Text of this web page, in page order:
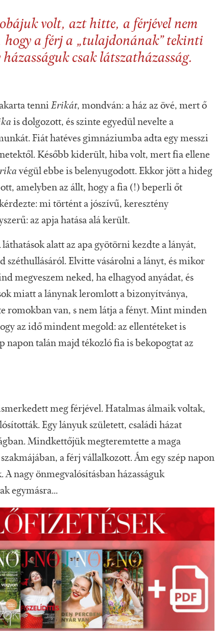
volt, azt hitte, a férjével nem
a férj a „tulajdonának” tekinti
csak látszatházasság.
tenniErikát, mondván: a ház az övé, mert ő
is dolgozott, és szinte egyedül nevelte a
Fiát hatéves gimnáziumba adta egy messzi
Később kiderült, hiba volt, mert fia ellene
végül ebbe is belenyugodott. Ekkor jött a hideg
amelyben az állt, hogy a fia (!) beperli őt
mi történt a jószívű, keresztény
az apja hatása alá került.
alatt az apa gyötörni kezdte a lányát,
széthullásáról. Elvitte vásárolni a lányt, és mikor
megveszem neked, ha elhagyod anyádat, és
miatt a lánynak leromlott a bizonyítványa,
romokban van, s nem látja a fényt. Mint minden
az idő mindent megold: az ellentéteket is
napon talán majd tékozló fia is bekopogtat az
meg férjével. Hatalmas álmaik voltak,
Egy lányuk született, családi házat
Mindkettőjük megteremtette a maga
a férj vállalkozott. Ám egy szép napon
nagy önmegvalósításban házasságuk
egymásra...